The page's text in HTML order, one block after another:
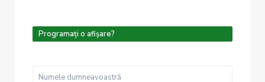
Programați o afișare?